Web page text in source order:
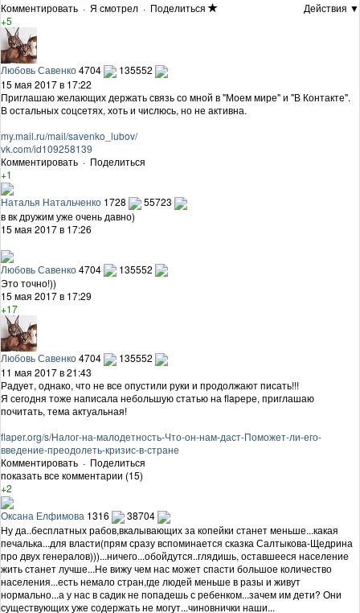
Комментировать · Я смотрел · Поделиться
Действия ▼
+5
Любовь Савенко4704
135552
15 мая 2017 в 17:22
Приглашаю желающих держать связь со мной в "Моем мире" и "В Контакте".
В остальных соцсетях, хоть и числюсь, но не активна.
my.mail.ru/mail/savenko_lubov/
vk.com/id109258139
Комментировать · Поделиться
+1
Наталья Натальченко 1728
55723
в вк дружим уже очень давно)
15 мая 2017 в 17:26
Любовь Савенко4704
135552
Это точно!))
15 мая 2017 в 17:29
+17
Любовь Савенко4704
135552
11 мая 2017 в 21:43
Радует, однако, что не все опустили руки и продолжают писать!!!
Я сегодня тоже написала небольшую статью на flapере, приглашаю
почитать, тема актуальная!
flaper.org/s/Налог-на-малодетность-Что-он-нам-даст-Поможет-ли-его-
введение-преодолеть-кризис-в-стране
Комментировать · Поделиться
показать все комментарии (15)
+2
Оксана Елфимова 1316
38704
Ну да..бесплатных рабов,вкалывающих за копейки станет меньше...какая
печалька...для власти(прям сразу вспоминается сказка Салтыкова-Щедрина
про двух генералов)))...ничего...обойдутся..глядишь, оставшееся население
жить станет лучше...Не вижу чем нас может спасти большое количество
населения...есть немало стран,где людей меньше в разы и живут
нормально...а у нас в садик не попадешь с ребенком...зачем им дети? Они
существующих уже содержать не могут...чиновнички наши...